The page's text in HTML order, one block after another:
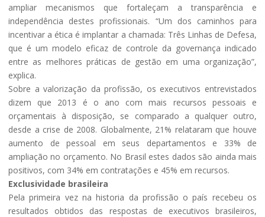
ampliar mecanismos que fortaleçam a transparência e
independência destes profissionais. “Um dos caminhos para
incentivar a ética é implantar a chamada: Três Linhas de Defesa,
que é um modelo eficaz de controle da governança indicado
entre as melhores práticas de gestão em uma organização”,
explica.
Sobre a valorização da profissão, os executivos entrevistados
dizem que 2013 é o ano com mais recursos pessoais e
orçamentais à disposição, se comparado a qualquer outro,
desde a crise de 2008. Globalmente, 21% relataram que houve
aumento de pessoal em seus departamentos e 33% de
ampliação no orçamento. No Brasil estes dados são ainda mais
positivos, com 34% em contratações e 45% em recursos.
Exclusividade brasileira
Pela primeira vez na historia da profissão o país recebeu os
resultados obtidos das respostas de executivos brasileiros,